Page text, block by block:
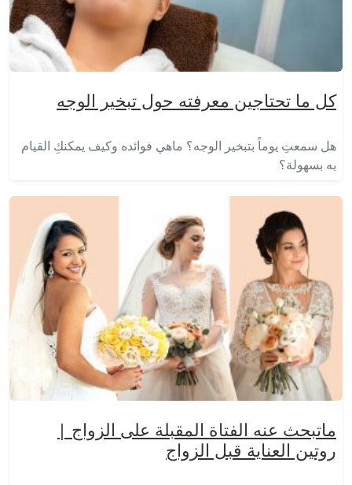
كل ما تحتاجين معرفته حول تبخير الوجه
هل سمعتِ يوماً بتبخير الوجه؟ ماهي فوائده وكيف يمكنكِ القيام
به بسهولة؟
ماتبحث عنه الفتاة المقبلة على الزواج |
روتين العناية قبل الزواج